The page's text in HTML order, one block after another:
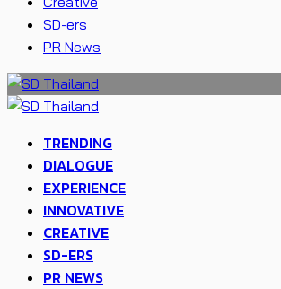
SD-ers
PR News
TRENDING
DIALOGUE
EXPERIENCE
INNOVATIVE
CREATIVE
SD-ERS
PR NEWS